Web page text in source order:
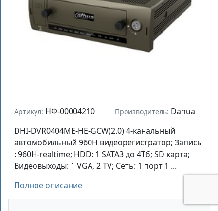
Артикул: НФ-00004210 Производитель: Dahua
DHI-DVR0404ME-HE-GCW(2.0) 4-канальный
автомобильный 960H видеорегистратор; Запись
: 960H-realtime; HDD: 1 SATA3 до 4Тб; SD карта;
Видеовыходы: 1 VGA, 2 TV; Сеть: 1 порт 1 ...
Полное описание